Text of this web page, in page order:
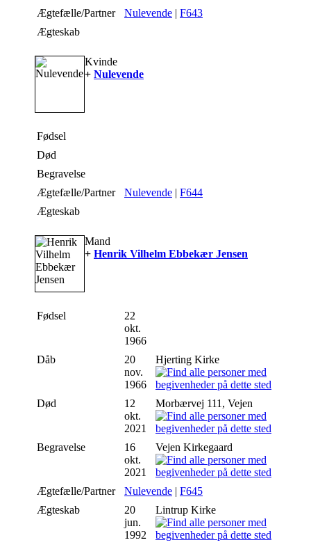
Ægtefælle/Partner
Nulevende | F643
Ægteskab
Kvinde
+ Nulevende
Fødsel
Død
Begravelse
Ægtefælle/Partner
Nulevende | F644
Ægteskab
Mand
+ Henrik Vilhelm Ebbekær Jensen
Fødsel
22
okt.
1966
Dåb
20
nov.
1966
Hjerting Kirke
Død
12
okt.
2021
Morbærvej 111, Vejen
Begravelse
16
okt.
2021
Vejen Kirkegaard
Ægtefælle/Partner Nulevende | F645
Ægteskab
20
jun.
1992
Lintrup Kirke